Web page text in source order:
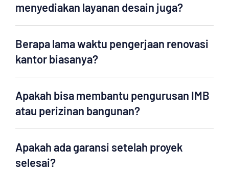
menyediakan layanan desain juga?
Berapa lama waktu pengerjaan renovasi
kantor biasanya?
Apakah bisa membantu pengurusan IMB
atau perizinan bangunan?
Apakah ada garansi setelah proyek
selesai?